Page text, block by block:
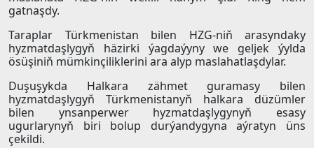
gatnaşdy.
Taraplar Türkmenistan bilen HZG-niň arasyndaky
hyzmatdaşlygyň häzirki ýagdaýyny we geljek ýylda
ösüşiniň mümkinçiliklerini ara alyp maslahatlaşdylar.
Duşuşykda Halkara zähmet guramasy bilen
hyzmatdaşlygyň Türkmenistanyň halkara düzümler
bilen ynsanperwer hyzmatdaşlygynyň esasy
ugurlarynyň biri bolup durýandygyna aýratyn üns
çekildi.